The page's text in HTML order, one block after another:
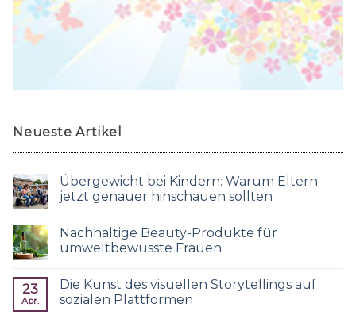
Neueste Artikel
Übergewicht bei Kindern: Warum Eltern
jetzt genauer hinschauen sollten
Nachhaltige Beauty-Produkte für
umweltbewusste Frauen
23
Apr.
Die Kunst des visuellen Storytellings auf
sozialen Plattformen